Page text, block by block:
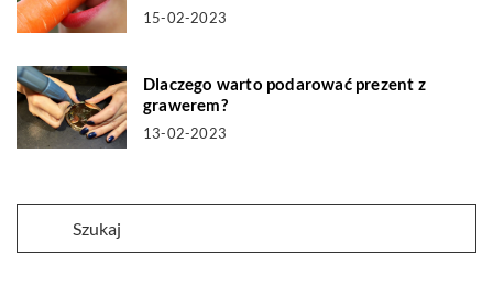
15-02-2023
Dlaczego warto podarować prezent z
grawerem?
13-02-2023